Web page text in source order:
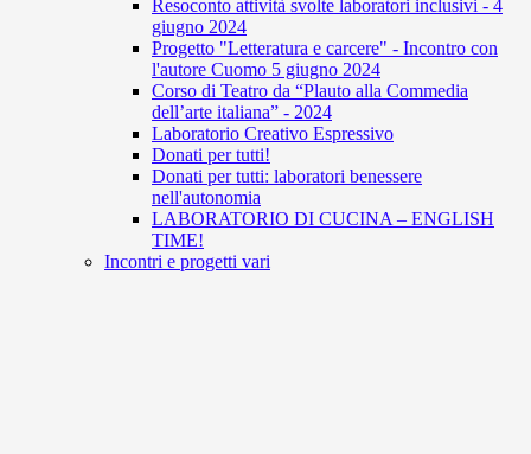
Resoconto attività svolte laboratori inclusivi - 4
giugno 2024
Progetto "Letteratura e carcere" - Incontro con
l'autore Cuomo 5 giugno 2024
Corso di Teatro da “Plauto alla Commedia
dell’arte italiana” - 2024
Laboratorio Creativo Espressivo
Donati per tutti!
Donati per tutti: laboratori benessere
nell'autonomia
LABORATORIO DI CUCINA – ENGLISH
TIME!
Incontri e progetti vari